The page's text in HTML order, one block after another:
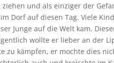
und als einziger der
Dorf auf diesen Tag.Viele
Junge auf die Welt kam.
wollte er lieber an der
zu kämpfen, er mochte dies